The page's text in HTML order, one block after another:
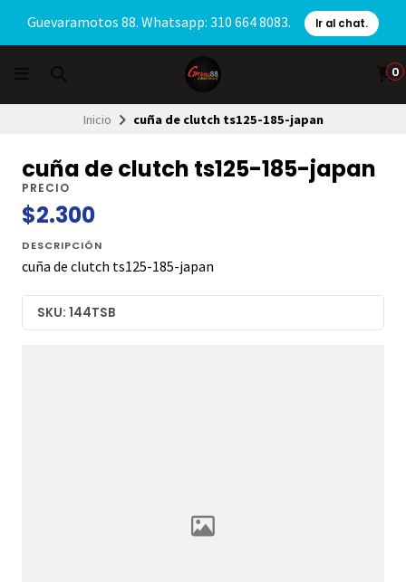
Guevaramotos 88. Whatsapp: 310 664 8083. Ir al chat.
0
Inicio cuña de clutch ts125-185-japan
cuña de clutch ts125-185-japan
PRECIO
$2.300
DESCRIPCIÓN
cuña de clutch ts125-185-japan
SKU: 144TSB